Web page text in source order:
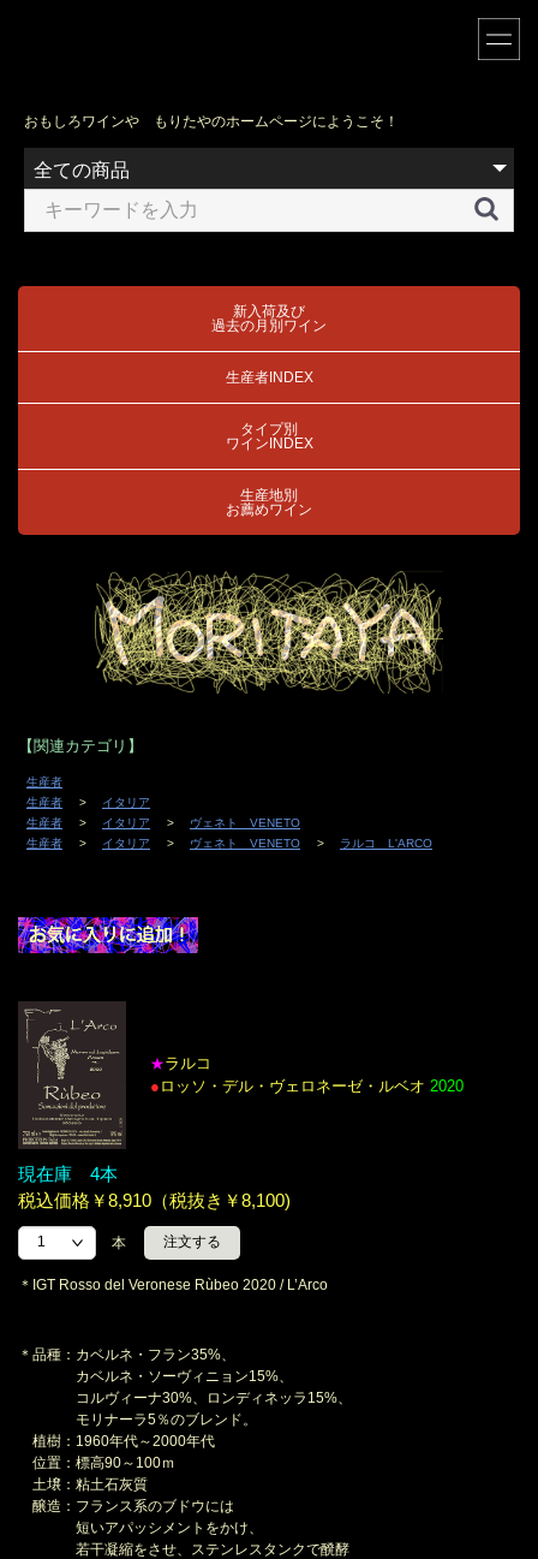
おもしろワインや もりたやのホームページにようこそ！
新入荷及び
過去の月別ワイン
生産者INDEX
タイプ別
ワインINDEX
生産地別
お薦めワイン
【関連カテゴリ】
生産者
生産者
イタリア
生産者
イタリア
ヴェネト VENETO
生産者
イタリア ヴェネト VENETO ラルコ L'ARCO
★ラルコ
● ロッソ・デル・ヴェロネーゼ・ルベオ 2020
現在庫 4本
税込価格￥8,910（税抜き￥8,100)
本
＊IGT Rosso del Veronese Rùbeo 2020 / L’Arco
＊品種：カベルネ・フラン35%、
カベルネ・ソーヴィニョン15%、
コルヴィーナ30%、ロンディネッラ15%、
モリナーラ5％のブレンド。
植樹：1960年代～2000年代
位置：標高90～100ｍ
土壌：粘土石灰質
醸造：フランス系のブドウには
短いアパッシメントをかけ、
若干凝縮をさせ、ステンレスタンクで醗酵